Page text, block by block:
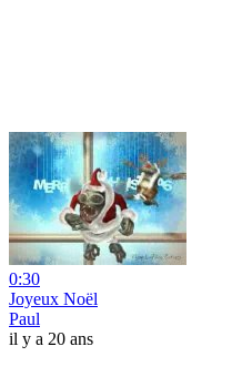
0:30
Joyeux Noël
Paul
il y a 20 ans